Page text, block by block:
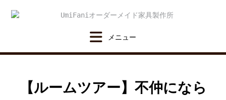
【ルームツアー】不仲になら